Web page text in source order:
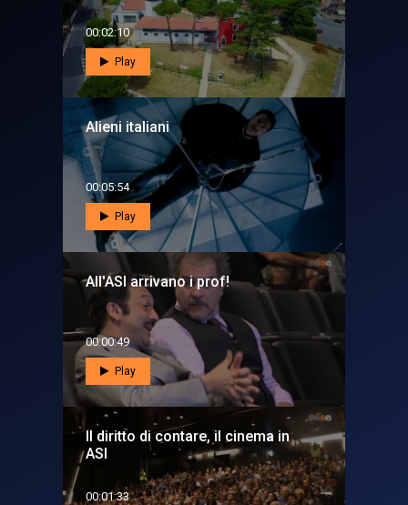
00:02:10
Play
Alieni italiani
00:05:54
Play
All'ASI arrivano i prof!
00:00:49
Play
Il diritto di contare, il cinema in
ASI
00:01:33